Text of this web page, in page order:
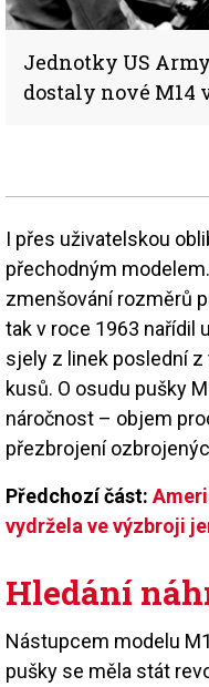
Jednotky US
dostaly nové M14
I přes uživatelskou
přechodným
zmenšování rozměrů
tak v roce 1963 nařídil
sjely z linek poslední
kusů. O osudu pušky
náročnost – objem
přezbrojení
Předchozí část:
vydržela ve výzbroji
Hledání
Nástupcem modelu
pušky se měla stát